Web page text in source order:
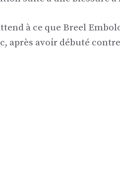
à ce que Breel
après avoir débuté contre